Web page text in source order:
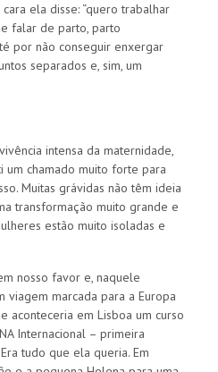
ela disse: “quero trabalhar
falar de parto, parto
por não conseguir enxergar
separados e, sim, um
intensa da maternidade,
um chamado muito forte para
Muitas grávidas não têm ideia
transformação muito grande e
estão muito isoladas e
nosso favor e, naquele
viagem marcada para a Europa
aconteceria em Lisboa um curso
Internacional – primeira
tudo que ela queria. Em